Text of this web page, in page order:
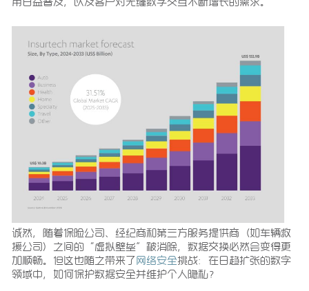
诚然，随着保险公司、经纪商和第三方服务提供商（如车辆救
援公司）之间的“虚拟壁垒”被消除，数据交换必然会变得更
加顺畅。但这也随之带来了网络安全挑战：在日趋扩张的数字
领域中，如何保护数据安全并维护个人隐私？